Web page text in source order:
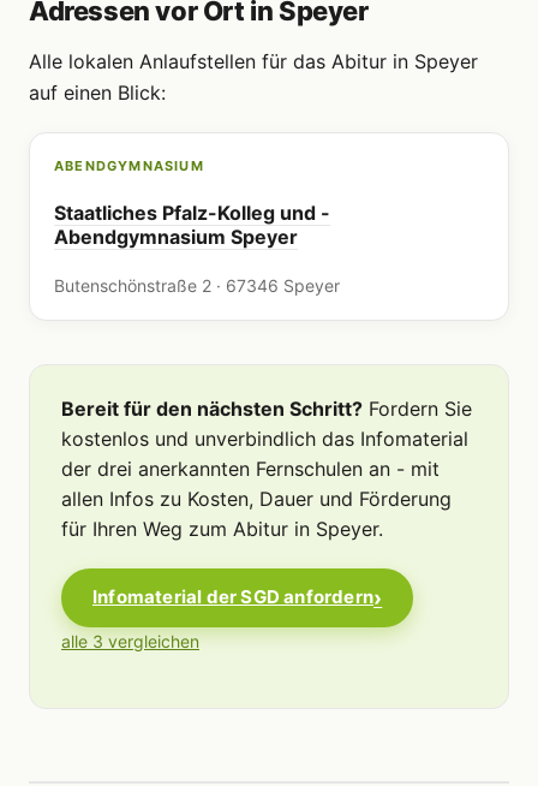
Adressen vor Ort in Speyer
Alle lokalen Anlaufstellen für das Abitur in Speyer
auf einen Blick:
ABENDGYMNASIUM
Staatliches Pfalz-Kolleg und -
Abendgymnasium Speyer
Butenschönstraße 2 · 67346 Speyer
Bereit für den nächsten Schritt? Fordern Sie
kostenlos und unverbindlich das Infomaterial
der drei anerkannten Fernschulen an - mit
allen Infos zu Kosten, Dauer und Förderung
für Ihren Weg zum Abitur in Speyer.
Infomaterial der SGD anfordern
alle 3 vergleichen